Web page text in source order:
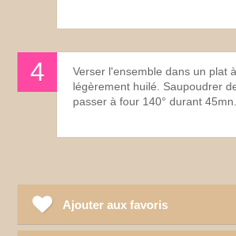
Verser l'ensemble dans un plat
légèrement huilé. Saupoudrer
passer à four 140° durant 45mn.
Ajouter aux favoris